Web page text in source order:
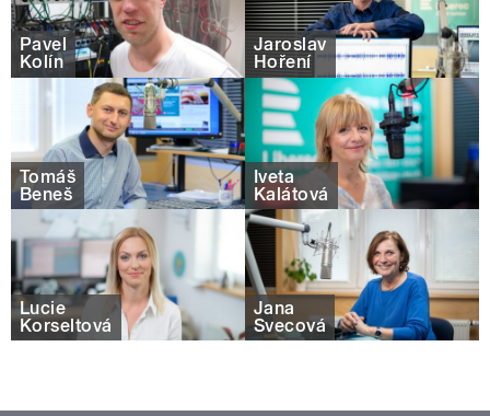
Pavel
Kolín
Jaroslav
Hoření
Tomáš
Beneš
Iveta
Kalátová
Lucie
Korseltová
Jana
Švecová